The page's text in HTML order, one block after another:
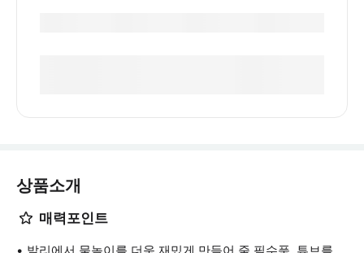
상품소개
매력포인트